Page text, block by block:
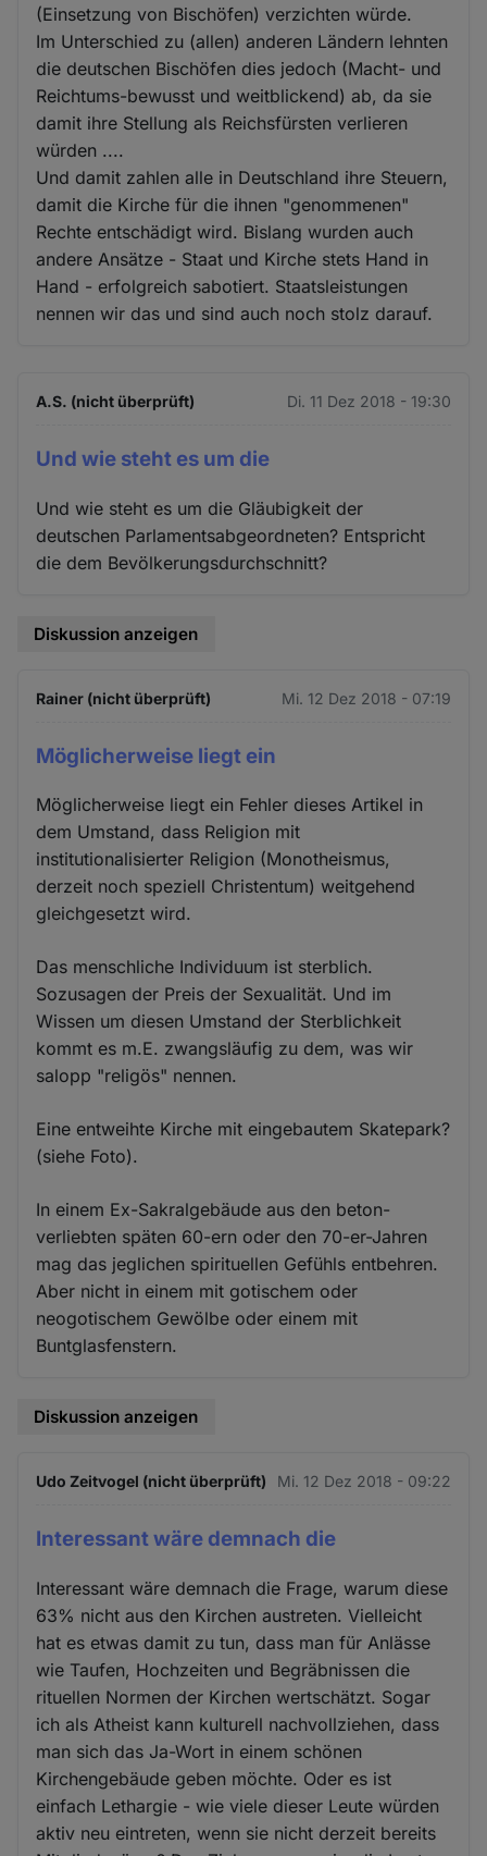
(Einsetzung von Bischöfen) verzichten würde.
Im Unterschied zu (allen) anderen Ländern lehnten
die deutschen Bischöfen dies jedoch (Macht- und
Reichtums-bewusst und weitblickend) ab, da sie
damit ihre Stellung als Reichsfürsten verlieren
würden ....
Und damit zahlen alle in Deutschland ihre Steuern,
damit die Kirche für die ihnen "genommenen"
Rechte entschädigt wird. Bislang wurden auch
andere Ansätze - Staat und Kirche stets Hand in
Hand - erfolgreich sabotiert. Staatsleistungen
nennen wir das und sind auch noch stolz darauf.
A.S. (nicht überprüft) Di. 11 Dez 2018 - 19:30
Und wie steht es um die
Und wie steht es um die Gläubigkeit der
deutschen Parlamentsabgeordneten? Entspricht
die dem Bevölkerungsdurchschnitt?
Diskussion anzeigen
Rainer (nicht überprüft) Mi. 12 Dez 2018 - 07:19
Möglicherweise liegt ein
Möglicherweise liegt ein Fehler dieses Artikel in
dem Umstand, dass Religion mit
institutionalisierter Religion (Monotheismus,
derzeit noch speziell Christentum) weitgehend
gleichgesetzt wird.
Das menschliche Individuum ist sterblich.
Sozusagen der Preis der Sexualität. Und im
Wissen um diesen Umstand der Sterblichkeit
kommt es m.E. zwangsläufig zu dem, was wir
salopp "religös" nennen.
Eine entweihte Kirche mit eingebautem Skatepark?
(siehe Foto).
In einem Ex-Sakralgebäude aus den beton-
verliebten späten 60-ern oder den 70-er-Jahren
mag das jeglichen spirituellen Gefühls entbehren.
Aber nicht in einem mit gotischem oder
neogotischem Gewölbe oder einem mit
Buntglasfenstern.
Diskussion anzeigen
Udo Zeitvogel (nicht überprüft) Mi. 12 Dez 2018 - 09:22
Interessant wäre demnach die
Interessant wäre demnach die Frage, warum diese
63% nicht aus den Kirchen austreten. Vielleicht
hat es etwas damit zu tun, dass man für Anlässe
wie Taufen, Hochzeiten und Begräbnissen die
rituellen Normen der Kirchen wertschätzt. Sogar
ich als Atheist kann kulturell nachvollziehen, dass
man sich das Ja-Wort in einem schönen
Kirchengebäude geben möchte. Oder es ist
einfach Lethargie - wie viele dieser Leute würden
aktiv neu eintreten, wenn sie nicht derzeit bereits